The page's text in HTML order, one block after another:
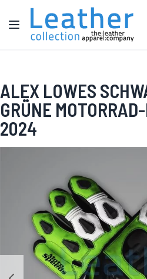
Zum Inhalt springen
Navigation umschalten
ALEX LOWES
GRÜNE
2024